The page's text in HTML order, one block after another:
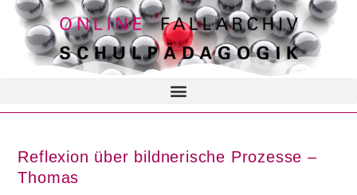
Reflexion über bildnerische Prozesse –
Thomas